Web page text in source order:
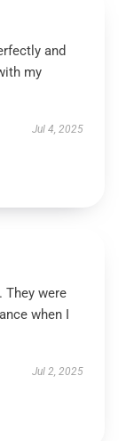
and
my
Jul 4, 2025
They were
when I
Jul 2, 2025